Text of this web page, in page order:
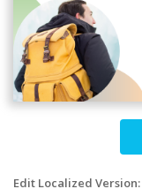
Edit Localized Version: